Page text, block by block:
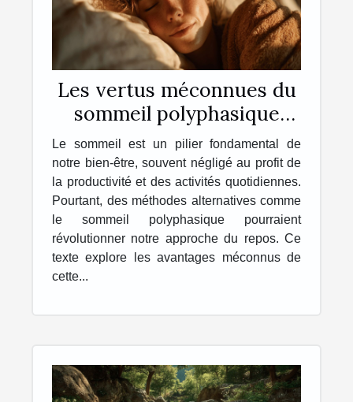
Les vertus méconnues du
sommeil polyphasique
Comment booster votre
énergie
Le sommeil est un pilier fondamental de
notre bien-être, souvent négligé au profit de
la productivité et des activités quotidiennes.
Pourtant, des méthodes alternatives comme
le sommeil polyphasique pourraient
révolutionner notre approche du repos. Ce
texte explore les avantages méconnus de
cette...